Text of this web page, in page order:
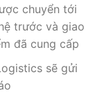
chuyển tới
trước và giao
đã cung cấp
sẽ gửi